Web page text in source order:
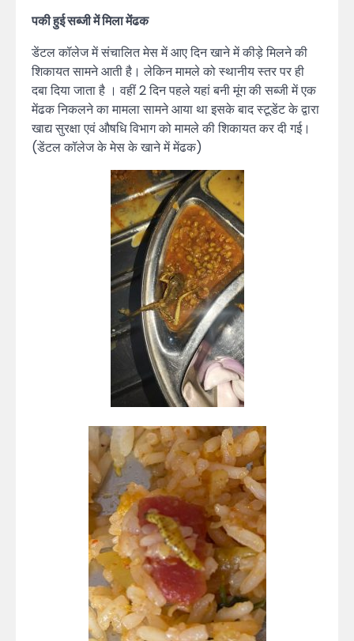
पकी हुई सब्जी में मिला मेंढक
डेंटल कॉलेज में संचालित मेस में आए दिन खाने में कीड़े मिलने की
शिकायत सामने आती है। लेकिन मामले को स्थानीय स्तर पर ही
दबा दिया जाता है । वहीं 2 दिन पहले यहां बनी मूंग की सब्जी में एक
मेंढक निकलने का मामला सामने आया था इसके बाद स्टूडेंट के द्वारा
खाद्य सुरक्षा एवं औषधि विभाग को मामले की शिकायत कर दी गई।
(डेंटल कॉलेज के मेस के खाने में मेंढक)